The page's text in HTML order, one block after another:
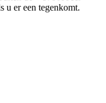
u er een tegenkomt.